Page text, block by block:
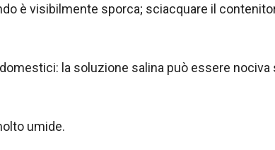
è visibilmente sporca; sciacquare il
la soluzione salina può essere nociva
umide.